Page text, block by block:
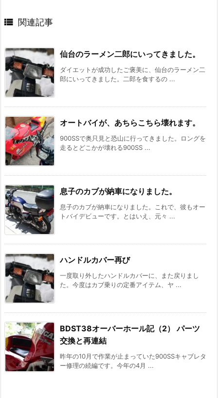
 関連記事
仙台のラーメン二郎にいってきました。
ダイエットが成功したご褒美に、仙台のラーメン二
郎にいってきました。二郎を食するの ...
オートバイが、あちらこちら壊れます。
900SSで奥只見と恐山に行ってきました。ロングを
走るとどこかが壊れる900SS ...
息子のカブが納車になりました。
息子のカブが納車になりました。これで、彼もオー
トバイデビューです。とはいえ、元々 ...
ハンドルカバー再び
一度取り外したハンドルカバーに、また戻りまし
た。今度はカブ乗りの定番アイテム、ヤ ...
BDST38オーバーホール記（2） パーツ
交換と再連結
昨年の10月で作業が止まっていた900SSキャブレタ
ー修理の続編です。今年の4月 ...